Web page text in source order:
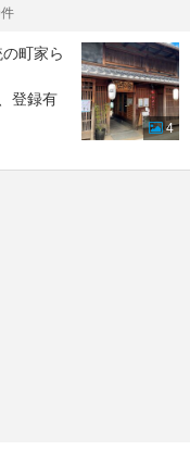
町家ら
登録有
4